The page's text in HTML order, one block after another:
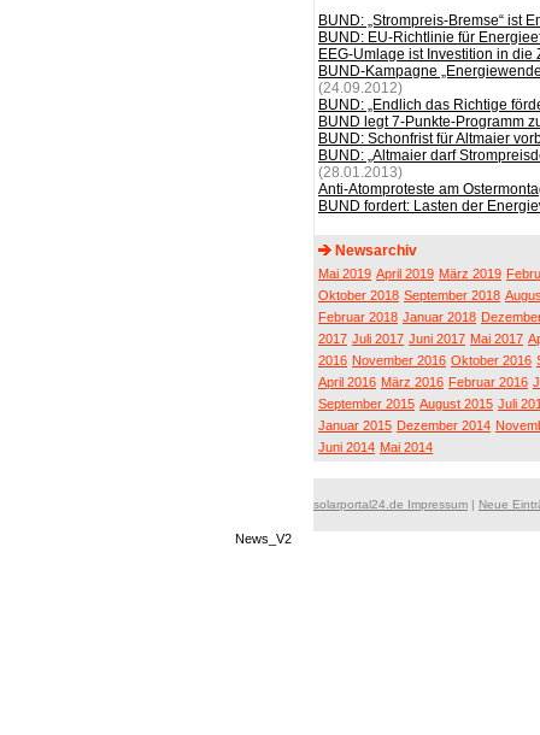
BUND: „Strompreis-Bremse“ ist
BUND: EU-Richtlinie für
EEG-Umlage ist Investition in die
BUND-Kampagne
(24.09.2012)
BUND: „Endlich das Richtige
BUND legt 7-Punkte-Programm
BUND: Schonfrist für Altmaier
BUND: „Altmaier darf
(28.01.2013)
Anti-Atomproteste am
BUND fordert: Lasten der
Newsarchiv
Mai 2019 April 2019 März 2019
Oktober 2018 September 2018
Februar 2018 Januar 2018
2017 Juli 2017 Juni 2017 Mai 2017
2016 November 2016 Oktober 2016
April 2016 März 2016 Februar 2016
September 2015 August 2015 Juli
Januar 2015 Dezember 2014
Juni 2014 Mai 2014
solarportal24.de Impressum | Neue
News_V2